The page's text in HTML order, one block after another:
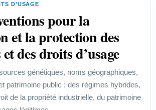
D’USAGE
pour la
et la protection des
des droits d’usage
génétiques, noms géographiques,
patrimoine public : des régimes hybrides,
de la propriété industrielle, du patrimoine